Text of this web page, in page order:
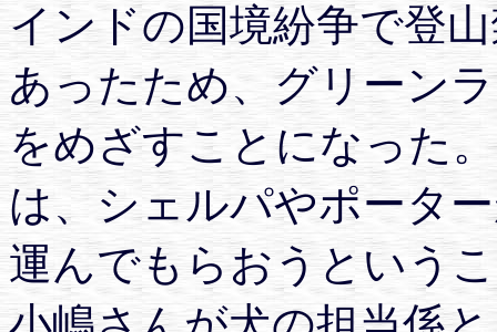
インドの国境紛争で登
あったため、グリーン
をめざすことになった
は、シェルパやポータ
運んでもらおうという